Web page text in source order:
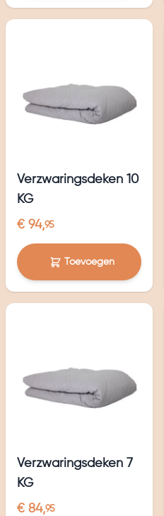
Verzwaringsdeken 10
KG
€ 94,95
Toevoegen
Verzwaringsdeken 7
KG
€ 84,95